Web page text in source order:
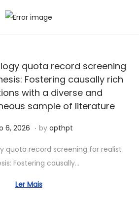
quota record screening
Fostering causally rich
with a diverse and
sample of literature
on
6, 2026 J
n
h
o
. by apthpt
quota record screening for realist
Fostering causally…
Ler Mais